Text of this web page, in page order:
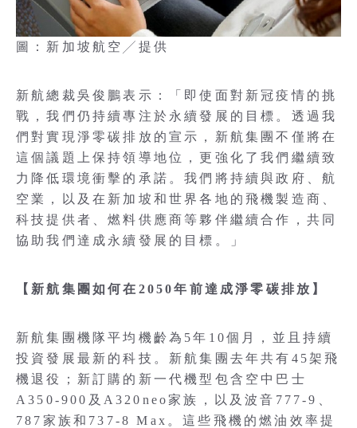
圖：新加坡航空╱提供
新航總裁吳俊鵬表示：「即使面對新冠疫情的挑
戰，我們仍持續專注於永續發展的目標。透過我
們對實現淨零碳排放的宣示，新航集團不僅將在
這個議題上保持領導地位，更強化了我們繼續致
力降低環境衝擊的承諾。我們將持續與政府、航
空業，以及在新加坡和世界各地的飛機製造商、
科技提供者、燃料供應商等夥伴繼續合作，共同
協助我們達成永續發展的目標。」
【新航集團如何在2050年前達成淨零碳排放】
新航集團機隊平均機齡為5年10個月，並且持續
投資發展最新的科技。新航集團去年共有45架飛
機退役；新訂購的新一代機型包含空中巴士
A350-900及A320neo家族，以及波音777-9、
787家族和737-8 Max。這些飛機的燃油效率提